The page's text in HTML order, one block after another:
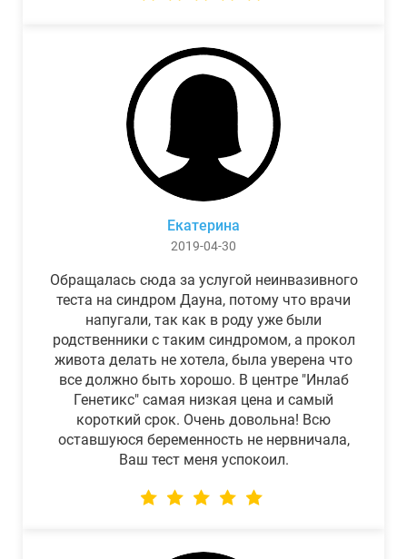
Екатерина
2019-04-30
Обращалась сюда за услугой неинвазивного
теста на синдром Дауна, потому что врачи
напугали, так как в роду уже были
родственники с таким синдромом, а прокол
живота делать не хотела, была уверена что
все должно быть хорошо. В центре "Инлаб
Генетикс" самая низкая цена и самый
короткий срок. Очень довольна! Всю
оставшуюся беременность не нервничала,
Ваш тест меня успокоил.